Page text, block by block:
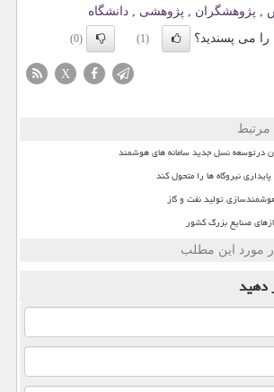
, پژوهشگران , پژوهشی , دانشگاه
را می پسندید؟
(1)
(0)
X
مرتبط
درتوسعه نسل جدید سامانه های هوشمند
نیروگاه ها را متحول کند
تولید نفت و گاز
صنایع بزرگ کشور
مورد این مطلب
دهید